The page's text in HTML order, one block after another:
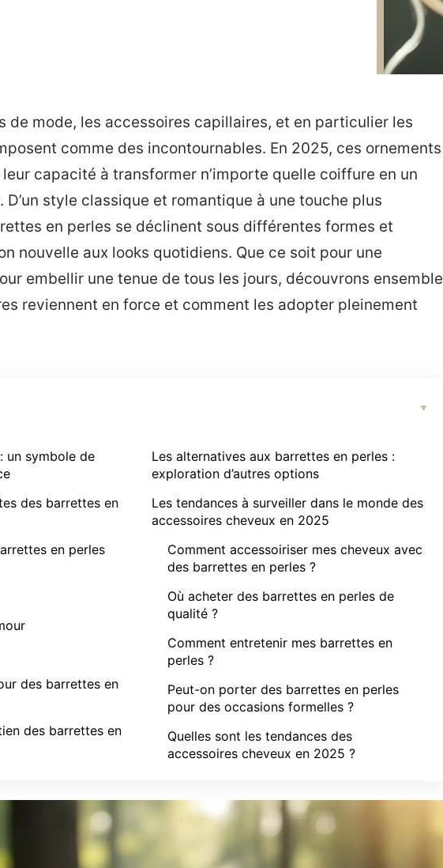
mode, les accessoires capillaires, et en particulier les
comme des incontournables. En 2025, ces ornements
capacité à transformer n’importe quelle coiffure en un
style classique et romantique à une touche plus
en perles se déclinent sous différentes formes et
nouvelle aux looks quotidiens. Que ce soit pour une
embellir une tenue de tous les jours, découvrons ensemble
reviennent en force et comment les adopter pleinement
un symbole de
des barrettes en
en perles
des barrettes en
des barrettes en
Les alternatives aux barrettes en perles :
exploration d’autres options
Les tendances à surveiller dans le monde des
accessoires cheveux en 2025
Comment accessoiriser mes cheveux avec
des barrettes en perles ?
Où acheter des barrettes en perles de
qualité ?
Comment entretenir mes barrettes en
perles ?
Peut-on porter des barrettes en perles
pour des occasions formelles ?
Quelles sont les tendances des
accessoires cheveux en 2025 ?